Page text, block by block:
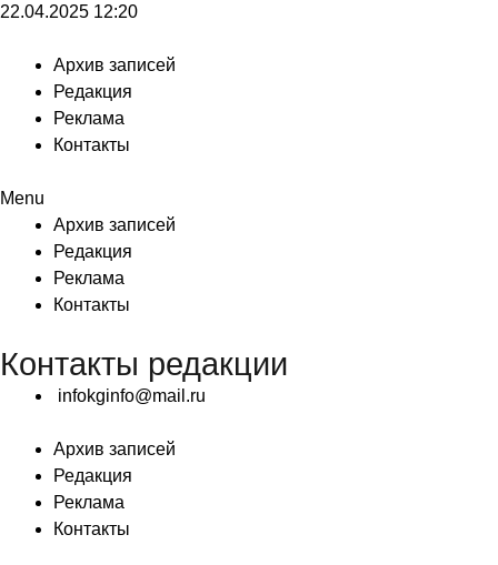
22.04.2025 12:20
Архив записей
Редакция
Реклама
Контакты
Menu
Архив записей
Редакция
Реклама
Контакты
Контакты редакции
infokginfo@mail.ru
Архив записей
Редакция
Реклама
Контакты